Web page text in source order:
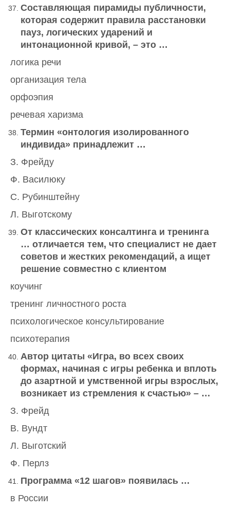
Составляющая пирамиды публичности,
которая содержит правила расстановки
пауз, логических ударений и
интонационной кривой, – это …
логика речи
организация тела
орфоэпия
речевая харизма
Термин «онтология изолированного
индивида» принадлежит …
З. Фрейду
Ф. Василюку
С. Рубинштейну
Л. Выготскому
От классических консалтинга и тренинга
… отличается тем, что специалист не дает
советов и жестких рекомендаций, а ищет
решение совместно с клиентом
коучинг
тренинг личностного роста
психологическое консультирование
психотерапия
Автор цитаты «Игра, во всех своих
формах, начиная с игры ребенка и вплоть
до азартной и умственной игры взрослых,
возникает из стремления к счастью» – …
З. Фрейд
В. Вундт
Л. Выготский
Ф. Перлз
Программа «12 шагов» появилась …
в России